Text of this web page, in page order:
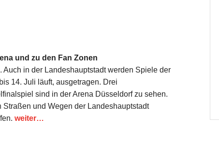
und zu den Fan Zonen
Auch in der Landeshauptstadt werden Spiele der
14. Juli läuft, ausgetragen. Drei
sind in der Arena Düsseldorf zu sehen.
und Wegen der Landeshauptstadt
weiter…